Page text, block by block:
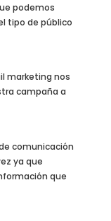
podemos
tipo de público
marketing nos
campaña a
comunicación
ya que
que